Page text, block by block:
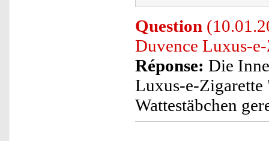
Question
Duvence Luxus-
Réponse: Die
Luxus-e-
Wattestäbchen